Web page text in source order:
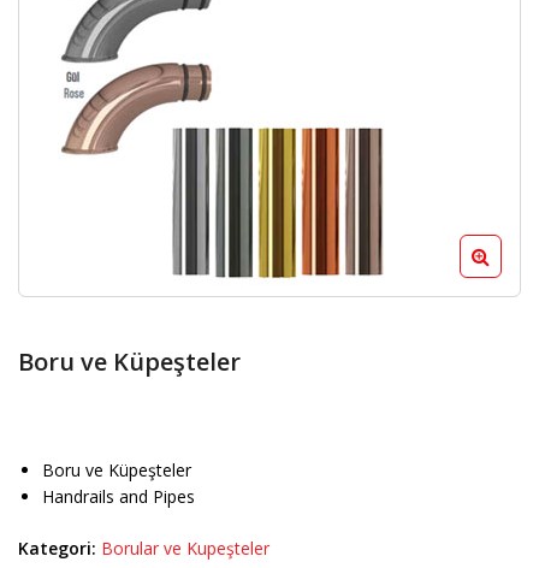
Boru ve Küpeşteler
Boru ve Küpeşteler
Handrails and Pipes
Kategori: Borular ve Kupeşteler